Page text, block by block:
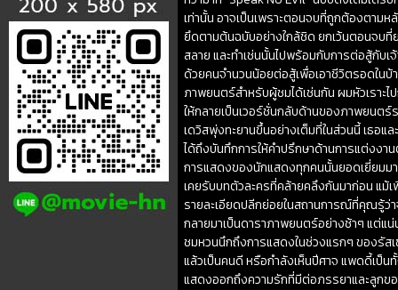
เท่านั้น อาจเป็นเพราะตอนจบที่ถูกต้องตาม
ยึดตามต้นฉบับอย่างใกล้ชิด ยกเว้นตอนจบที่
สลาย และทำเช่นนั้นไปพร้อมกับการต่อสู้กับ
ด้วยคนจำนวนน้อยต่อสู้เพื่อเอาชีวิตรอดในบ้
ภาพยนตร์สำหรับผู้ชมได้เช่นกัน ผมหัวเราะ
ให้กลายเป็นเวอร์ชั่นกลับด้านของภาพยนต
เดวิสพุ่งทะยานขึ้นอย่างเต็มที่ในส่วนนี้ เธอ
ได้ถึงบันทึกการให้คำปรึกษาด้านการแต่งงา
การแสดงของนักแสดงทุกคนนั้นยอดเยี่ยมมา
เคยรับบทตัวละครที่คล้ายคลึงกันมาก่อน แม้
รายละเอียดปลีกย่อยในสถานการณ์ที่คุณรู้ว่า
กลายมาเป็นดาราภาพยนตร์อย่างช้าๆ แต่แ
ชมหวนนึกถึงการแสดงในช่วงแรกๆ ของรัส
แล้วเป็นคนดี หรือกำลังเห็นปีศาจ แพดดี้เป็น
แสดงออกถึงความรักที่มีต่อภรรยาและลูกข